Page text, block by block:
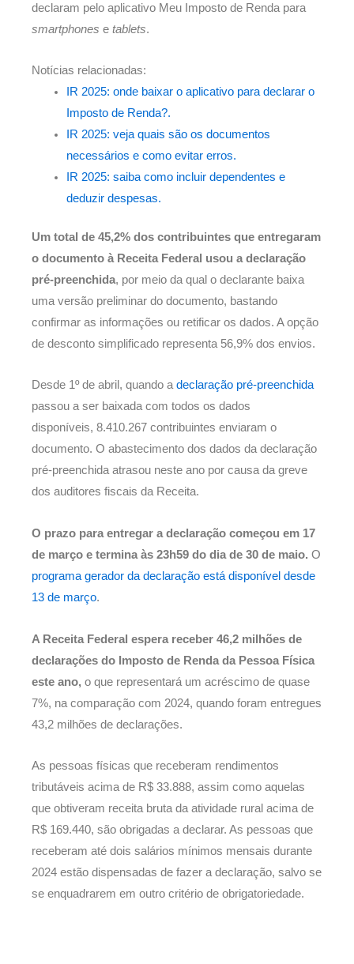
declaram pelo aplicativo Meu Imposto de Renda para
smartphones e tablets.
Notícias relacionadas:
IR 2025: onde baixar o aplicativo para declarar o
Imposto de Renda?.
IR 2025: veja quais são os documentos
necessários e como evitar erros.
IR 2025: saiba como incluir dependentes e
deduzir despesas.
Um total de 45,2% dos contribuintes que entregaram
o documento à Receita Federal usou a declaração
pré-preenchida, por meio da qual o declarante baixa
uma versão preliminar do documento, bastando
confirmar as informações ou retificar os dados. A opção
de desconto simplificado representa 56,9% dos envios.
Desde 1º de abril, quando adeclaração pré-preenchida
passou a ser baixada com todos os dados
disponíveis, 8.410.267 contribuintes enviaram o
documento. O abastecimento dos dados da declaração
pré-preenchida atrasou neste ano por causa da greve
dos auditores fiscais da Receita.
O prazo para entregar a declaração começou em 17
de março e termina às 23h59 do dia de 30 de maio. O
programa gerador da declaração está disponível desde
13 de março.
A Receita Federal espera receber 46,2 milhões de
declarações do Imposto de Renda da Pessoa Física
este ano, o que representará um acréscimo de quase
7%, na comparação com 2024, quando foram entregues
43,2 milhões de declarações.
As pessoas físicas que receberam rendimentos
tributáveis acima de R$ 33.888, assim como aquelas
que obtiveram receita bruta da atividade rural acima de
R$ 169.440, são obrigadas a declarar. As pessoas que
receberam até dois salários mínimos mensais durante
2024 estão dispensadas de fazer a declaração, salvo se
se enquadrarem em outro critério de obrigatoriedade.